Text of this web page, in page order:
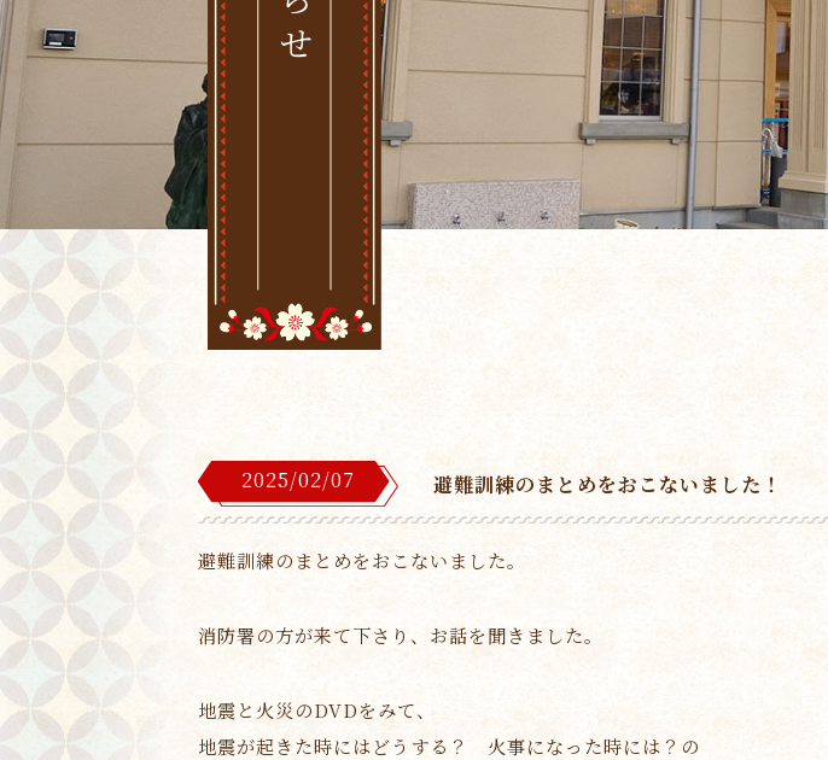
2025/02/07 避難訓練のまとめをおこないました！
避難訓練のまとめをおこないました。
消防署の方が来て下さり、お話を聞きました。
地震と火災のDVDをみて、
地震が起きた時にはどうする？ 火事になった時には？の